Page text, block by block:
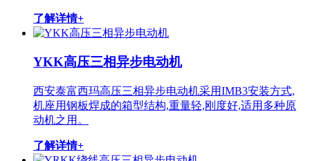
了解详情+
YKK高压三相异步电动机
西安泰富西玛高压三相异步电动机采用IMB3安装方式,
机座用钢板焊成的箱型结构,重量轻,刚度好,适用多种原
动机之用。
了解详情+